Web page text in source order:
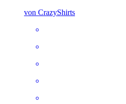
von CrazyShirts